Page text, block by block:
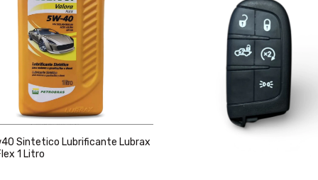
Sintetico Lubrificante Lubrax
1 Litro